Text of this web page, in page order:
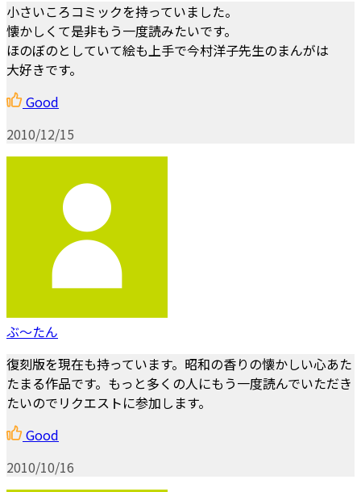
小さいころコミックを持っていました。
懐かしくて是非もう一度読みたいです。
ほのぼのとしていて絵も上手で今村洋子先生のまんがは
大好きです。
Good
2010/12/15
ぶ～たん
復刻版を現在も持っています。昭和の香りの懐かしい心あた
たまる作品です。もっと多くの人にもう一度読んでいただき
たいのでリクエストに参加します。
Good
2010/10/16